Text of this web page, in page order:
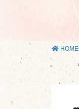
HOME